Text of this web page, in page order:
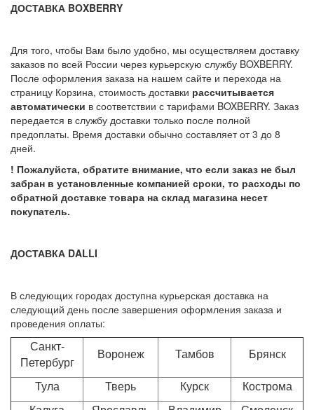
ДОСТАВКА BOXBERRY
Для того, чтобы Вам было удобно, мы осуществляем доставку
заказов по всей России через курьерскую службу BOXBERRY.
После оформления заказа на нашем сайте и перехода на
страницу Корзина, стоимость доставки рассчитывается
автоматически в соответствии с тарифами BOXBERRY. Заказ
передается в службу доставки только после полной
предоплаты. Время доставки обычно составляет от 3 до 8
дней.
! Пожалуйста, обратите внимание, что если заказ не был
забран в установленные компанией сроки, то расходы по
обратной доставке товара на склад магазина несет
покупатель.
ДОСТАВКА DALLI
В следующих городах доступна курьерская доставка на
следующий день после завершения оформления заказа и
проведения оплаты:
Санкт-
Петербург
Воронеж Тамбов
Брянск
Тула
Тверь Курск
Кострома